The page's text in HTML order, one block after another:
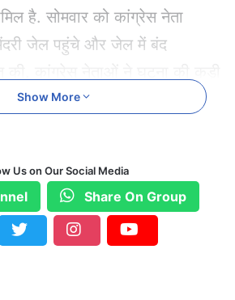
है. सोमवार को कांग्रेस नेता
जेल पहुंचे और जेल में बंद
के खिलाफ सख्त कारर्वाई की मांग
की मांग:पूर्व मंत्री मोहन मरकाम ने
खाने के लिए आंध्रप्रदेश के ढाबा
Show More
Us on Our Social Media
Share On Group